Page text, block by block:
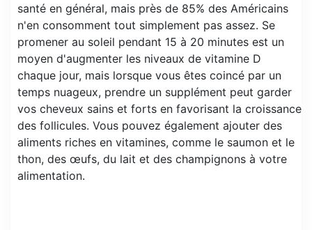
santé en général, mais près de 85% des Américains
n'en consomment tout simplement pas assez. Se
promener au soleil pendant 15 à 20 minutes est un
moyen d'augmenter les niveaux de vitamine D
chaque jour, mais lorsque vous êtes coincé par un
temps nuageux, prendre un supplément peut garder
vos cheveux sains et forts en favorisant la croissance
des follicules. Vous pouvez également ajouter des
aliments riches en vitamines, comme le saumon et le
thon, des œufs, du lait et des champignons à votre
alimentation.